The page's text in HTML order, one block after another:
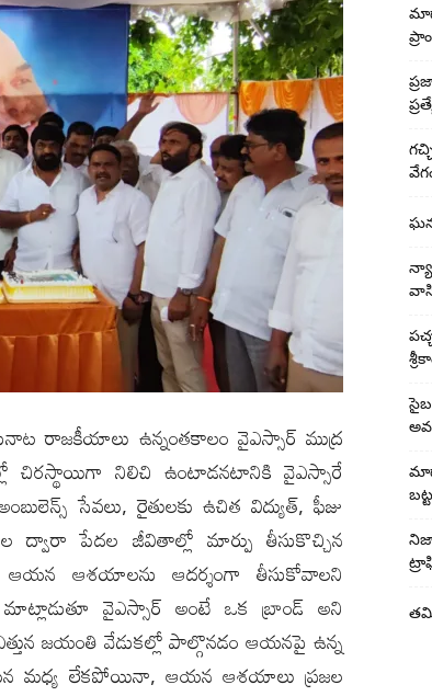
రాజకీయాలు ఉన్నంతకాలం వైఎస్సార్ ముద్ర
చిరస్థాయిగా నిలిచి ఉంటాడ‌న‌టానికి వైఎస్సారే
సేవలు, రైతులకు ఉచిత విద్యుత్, ఫీజు
ద్వారా పేదల జీవితాల్లో మార్పు తీసుకొచ్చిన
ఆశయాలను ఆదర్శంగా తీసుకోవాలని
వైఎస్సార్ అంటే ఒక బ్రాండ్ అని
జయంతి వేడుకల్లో పాల్గొనడం ఆయనపై ఉన్న
మధ్య లేకపోయినా, ఆయన ఆశయాలు ప్రజల